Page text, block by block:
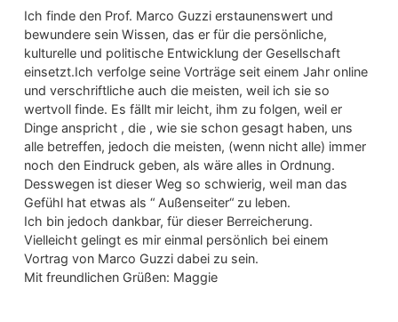
Ich finde den Prof. Marco Guzzi erstaunenswert und
bewundere sein Wissen, das er für die persönliche,
kulturelle und politische Entwicklung der Gesellschaft
einsetzt.Ich verfolge seine Vorträge seit einem Jahr online
und verschriftliche auch die meisten, weil ich sie so
wertvoll finde. Es fällt mir leicht, ihm zu folgen, weil er
Dinge anspricht , die , wie sie schon gesagt haben, uns
alle betreffen, jedoch die meisten, (wenn nicht alle) immer
noch den Eindruck geben, als wäre alles in Ordnung.
Desswegen ist dieser Weg so schwierig, weil man das
Gefühl hat etwas als “ Außenseiter“ zu leben.
Ich bin jedoch dankbar, für dieser Berreicherung.
Vielleicht gelingt es mir einmal persönlich bei einem
Vortrag von Marco Guzzi dabei zu sein.
Mit freundlichen Grüßen: Maggie